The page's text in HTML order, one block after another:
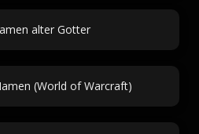
alter Gotter
(World of Warcraft)